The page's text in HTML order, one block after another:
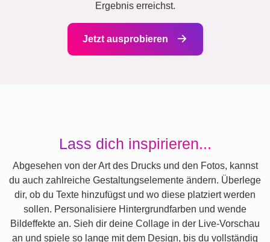
Ergebnis erreichst.
Jetzt ausprobieren
Lass dich inspirieren...
Abgesehen von der Art des Drucks und den Fotos, kannst
du auch zahlreiche Gestaltungselemente ändern. Überlege
dir, ob du Texte hinzufügst und wo diese platziert werden
sollen. Personalisiere Hintergrundfarben und wende
Bildeffekte an. Sieh dir deine Collage in der Live-Vorschau
an und spiele so lange mit dem Design, bis du vollständig